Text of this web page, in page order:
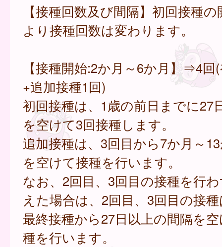
【接種回数及び間隔】初回接種
より接種回数は変わります。
【接種開始:2か月～6か月】⇒4回
+追加接種1回)
初回接種は、1歳の前日までに27
を空けて3回接種します。
追加接種は、3回目から7か月～
を空けて接種を行います。
なお、2回目、3回目の接種を行
えた場合は、2回目、3回目の接
最終接種から27日以上の間隔を
種を行います。